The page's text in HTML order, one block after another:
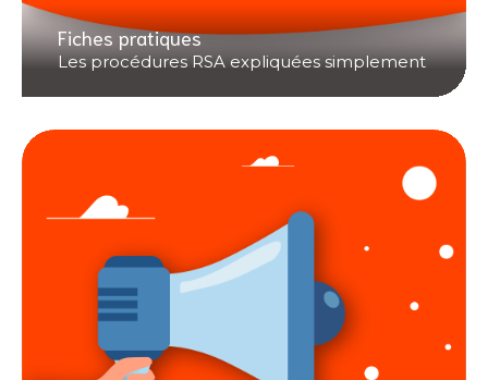
Fiches pratiques
Les procédures RSA expliquées simplement